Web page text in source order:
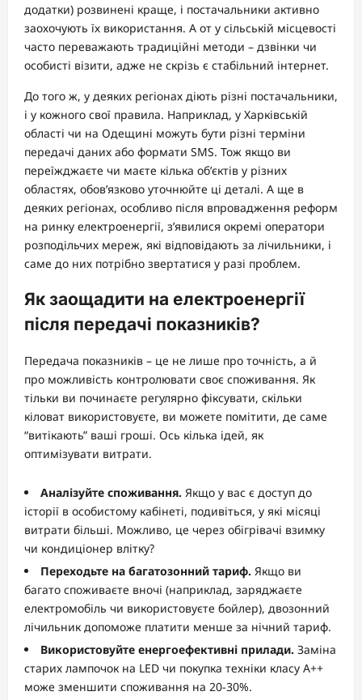
додатки) розвинені краще, і постачальники активно
заохочують їх використання. А от у сільській місцевості
часто переважають традиційні методи – дзвінки чи
особисті візити, адже не скрізь є стабільний інтернет.
До того ж, у деяких регіонах діють різні постачальники,
і у кожного свої правила. Наприклад, у Харківській
області чи на Одещині можуть бути різні терміни
передачі даних або формати SMS. Тож якщо ви
переїжджаєте чи маєте кілька об’єктів у різних
областях, обов’язково уточнюйте ці деталі. А ще в
деяких регіонах, особливо після впровадження реформ
на ринку електроенергії, з’явилися окремі оператори
розподільчих мереж, які відповідають за лічильники, і
саме до них потрібно звертатися у разі проблем.
Як заощадити на електроенергії
після передачі показників?
Передача показників – це не лише про точність, а й
про можливість контролювати своє споживання. Як
тільки ви починаєте регулярно фіксувати, скільки
кіловат використовуєте, ви можете помітити, де саме
“витікають” ваші гроші. Ось кілька ідей, як
оптимізувати витрати.
Аналізуйте споживання. Якщо у вас є доступ до
історії в особистому кабінеті, подивіться, у які місяці
витрати більші. Можливо, це через обігрівачі взимку
чи кондиціонер влітку?
Переходьте на багатозонний тариф. Якщо ви
багато споживаєте вночі (наприклад, заряджаєте
електромобіль чи використовуєте бойлер), двозонний
лічильник допоможе платити менше за нічний тариф.
Використовуйте енергоефективні прилади. Заміна
старих лампочок на LED чи покупка техніки класу A++
може зменшити споживання на 20-30%.